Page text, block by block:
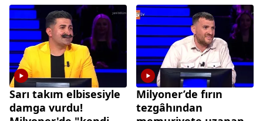
kahkahaya boğdu
Sarı takım elbisesiyle
damga vurdu!
Milyoner’de fırın
tezgâhından